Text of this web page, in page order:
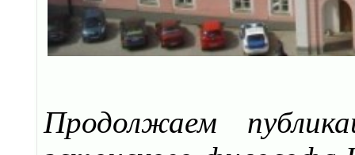
Продолжаем